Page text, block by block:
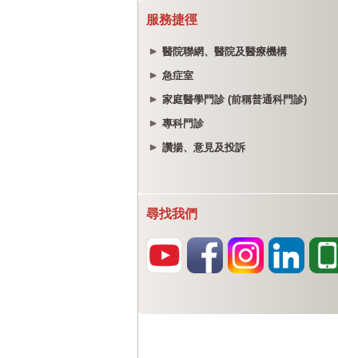
服務捷徑
醫院聯網、醫院及醫療機構
急症室
家庭醫學門診 (前稱普通科門診)
專科門診
讚揚、意見及投訴
尋找我們